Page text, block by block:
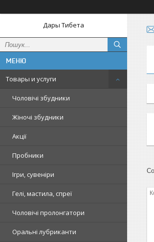
Дары Тибета
Товары и услуги
Чоловічі збудники
Жіночі збудники
Акції
Пробники
Ігри, сувеніри
Гелі, мастила, спреї
Чоловічі пролонгатори
Оральні лубриканти